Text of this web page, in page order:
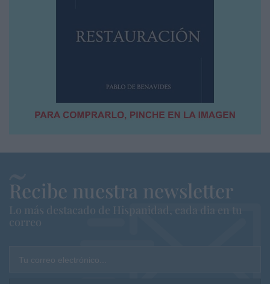
Recibe nuestra newsletter
Lo más destacado de Hispanidad, cada dia en tu
correo
Tu correo electrónico...